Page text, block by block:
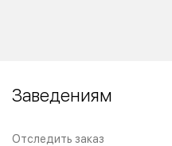
Заведениям
Отследить заказ